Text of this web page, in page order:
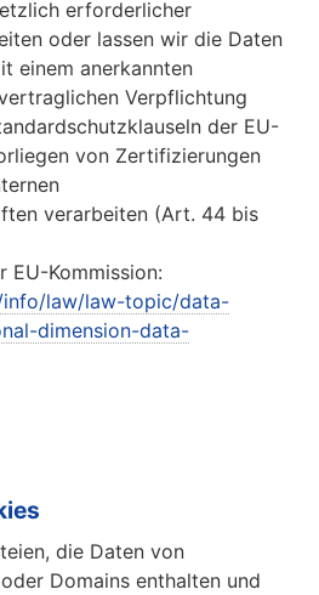
erforderlicher
oder lassen wir die Daten
einem anerkannten
Verpflichtung
der EU-
von Zertifizierungen
verarbeiten (Art. 44 bis
EU-Kommission:
info/law/law-topic/data-
dimension-data-
die Daten von
Domains enthalten und